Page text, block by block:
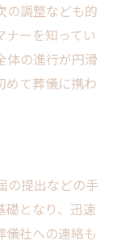
の調整なども的
ナーを知ってい
体の進行が円滑
めて葬儀に携わ
の提出などの手
礎となり、迅速
儀社への連絡も